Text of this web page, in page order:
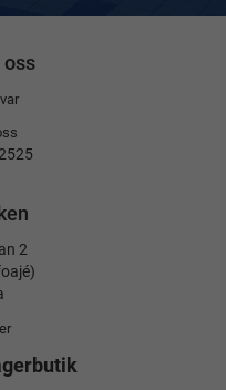
oss
2